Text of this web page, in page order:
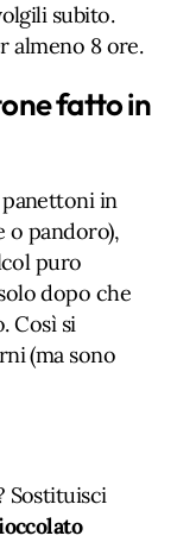
subito.
almeno 8 ore.
fatto in
in
o pandoro),
puro
dopo che
Così si
(ma sono
Sostituisci